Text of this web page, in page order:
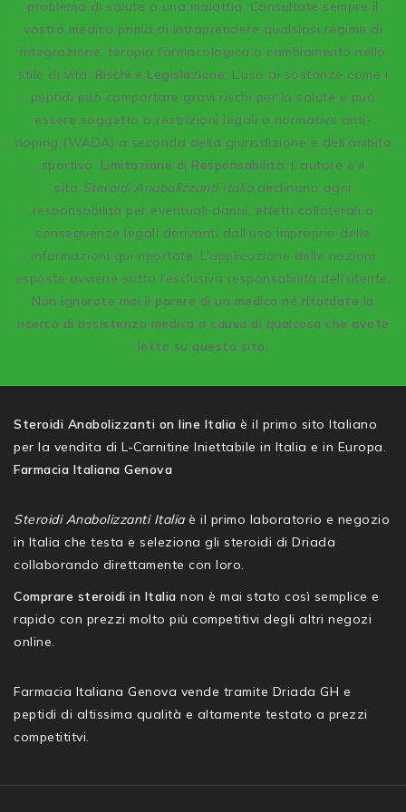
problema di salute o una malattia. Consultate sempre il
vostro medico prima di intraprendere qualsiasi regime di
integrazione, terapia farmacologica o cambiamento nello
stile di vita. Rischi e Legislazione: L’uso di sostanze come i
peptidi può comportare gravi rischi per la salute e può
essere soggetto a restrizioni legali o normative anti-
doping (WADA) a seconda della giurisdizione e dell’ambito
sportivo. Limitazione di Responsabilità: L’autore e il
sito Steroidi Anabolizzanti Italiadeclinano ogni
responsabilità per eventuali danni, effetti collaterali o
conseguenze legali derivanti dall’uso improprio delle
informazioni qui riportate. L’applicazione delle nozioni
esposte avviene sotto l’esclusiva responsabilità dell’utente.
Non ignorate mai il parere di un medico né ritardate la
ricerca di assistenza medica a causa di qualcosa che avete
letto su questo sito.
Steroidi Anabolizzanti on line Italia è il primo sito Italiano
per la vendita di L-Carnitine Iniettabile in Italia e in Europa.
Farmacia Italiana Genova
Steroidi Anabolizzanti Italiaè il primo laboratorio e negozio
in Italia che testa e seleziona gli steroidi di Driada
collaborando direttamente con loro.
Comprare steroidi in Italia non è mai stato così semplice e
rapido con prezzi molto più competitivi degli altri negozi
online.
Farmacia Italiana Genova vende tramite Driada GH e
peptidi di altissima qualità e altamente testato a prezzi
competititvi.